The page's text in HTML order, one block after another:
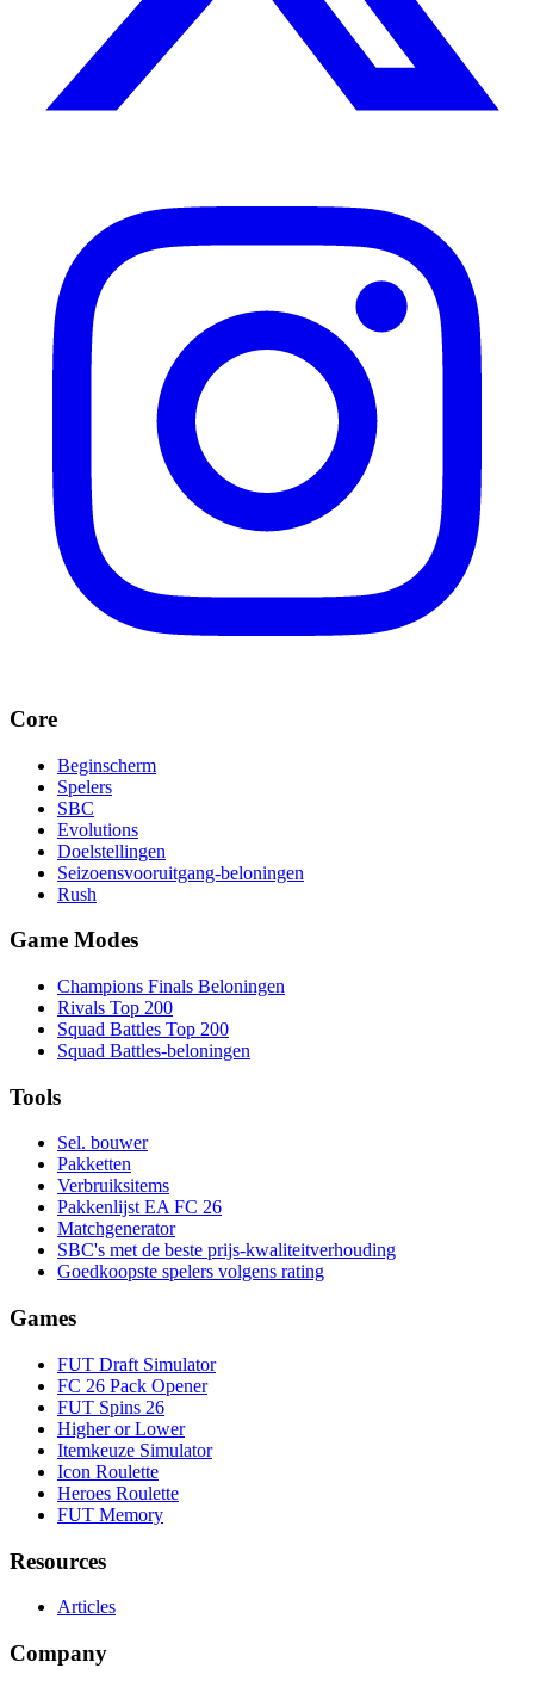
Core
Beginscherm
Spelers
SBC
Evolutions
Doelstellingen
Seizoensvooruitgang-beloningen
Rush
Game Modes
Champions Finals Beloningen
Rivals Top 200
Squad Battles Top 200
Squad Battles-beloningen
Tools
Sel. bouwer
Pakketten
Verbruiksitems
Pakkenlijst EA FC 26
Matchgenerator
SBC's met de beste prijs-kwaliteitverhouding
Goedkoopste spelers volgens rating
Games
FUT Draft Simulator
FC 26 Pack Opener
FUT Spins 26
Higher or Lower
Itemkeuze Simulator
Icon Roulette
Heroes Roulette
FUT Memory
Resources
Articles
Company